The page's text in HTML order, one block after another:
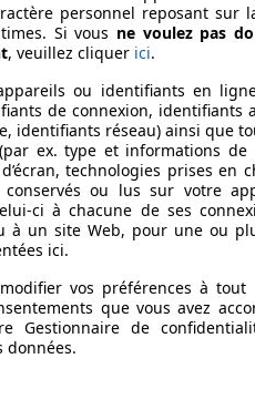
MHEV 48VOLT ACTIVE
personnel reposant sur
Si vous ne voulez pas
, veuillez cliquer ici.
ou identifiants en
de connexion, identifiants
identifiants réseau) ainsi que
ex. type et informations de
technologies prises en
conservés ou lus sur votre
ci à chacune de ses
à un site Web, pour une ou
ici.
vos préférences à tout
que vous avez
Gestionnaire de
données.